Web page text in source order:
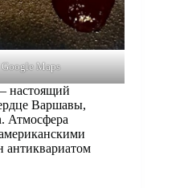
Maps
настоящий
Варшавы,
Атмосфера
антиквариатом